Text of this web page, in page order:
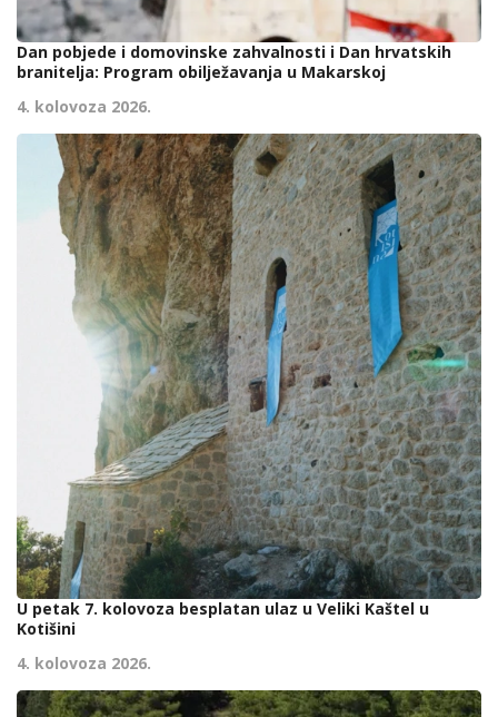
Dan pobjede i domovinske zahvalnosti i Dan hrvatskih
branitelja: Program obilježavanja u Makarskoj
4. kolovoza 2026.
U petak 7. kolovoza besplatan ulaz u Veliki Kaštel u
Kotišini
4. kolovoza 2026.